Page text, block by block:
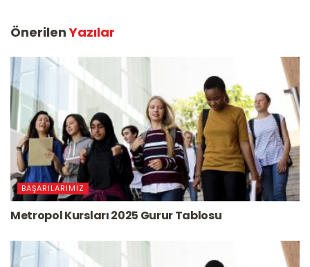
ÖnerilenYazılar
BAŞARILARIMIZ
Metropol Kursları 2025 Gurur Tablosu